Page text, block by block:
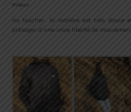
mieux.
Au toucher, la matière est très douce
présager d’une vraie liberté de